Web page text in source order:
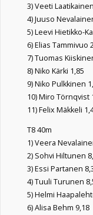
3) Veeti
4) Juuso
5) Leevi Hietikko-
6) Elias Tammivuo
7) Tuomas
8) Niko Kärki 1,85
9) Niko Pulkkinen
10) Miro Törnqvist
11) Felix Mäkkeli
T8 40m
1) Veera
2) Sohvi Hiltunen
3) Essi Partanen
4) Tuuli Turunen
5) Helmi
6) Alisa Behm 9,18